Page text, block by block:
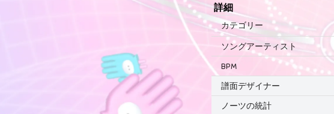
詳細
カテゴリー
ソングアーティスト
BPM
譜面デザイナー
ノーツの統計